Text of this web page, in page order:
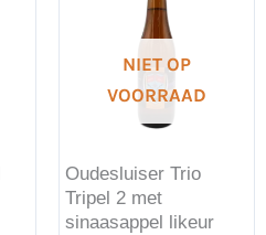
NIET OP
VOORRAAD
Oudesluiser Trio
Tripel 2 met
sinaasappel likeur